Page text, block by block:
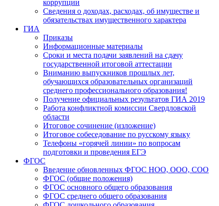
коррупции
Сведения о доходах, расходах, об имуществе и
обязательствах имущественного характера
ГИА
Приказы
Информационные материалы
Сроки и места подачи заявлений на сдачу
государственной итоговой аттестации
Вниманию выпускников прошлых лет,
обучающихся образовательных организаций
среднего профессионального образования!
Получение официальных результатов ГИА 2019
Работа конфликтной комиссии Свердловской
области
Итоговое сочинение (изложение)
Итоговое собеседование по русскому языку
Телефоны «горячей линии» по вопросам
подготовки и проведения ЕГЭ
ФГОС
Введение обновленных ФГОС НОО, ООО, СОО
ФГОС (общие положения)
ФГОС основного общего образования
ФГОС среднего общего образования